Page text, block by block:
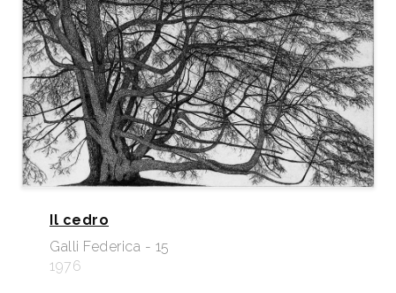
Il cedro
Galli Federica - 15
1976